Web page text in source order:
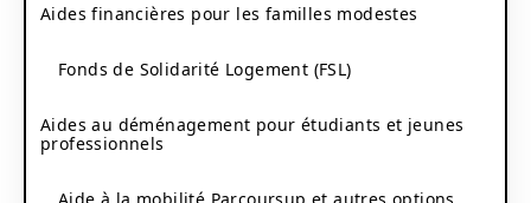
Aides financières pour les familles modestes
Fonds de Solidarité Logement (FSL)
Aides au déménagement pour étudiants et jeunes
professionnels
Aide à la mobilité Parcoursup et autres options